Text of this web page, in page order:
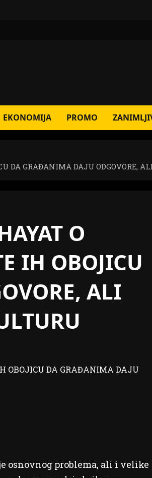
EKONOMIJA PROMO
DA GRAĐANIMA DAJU ODGOVORE,
O
IH OBOJICU
ALI
osnovnog problema, ali i velike